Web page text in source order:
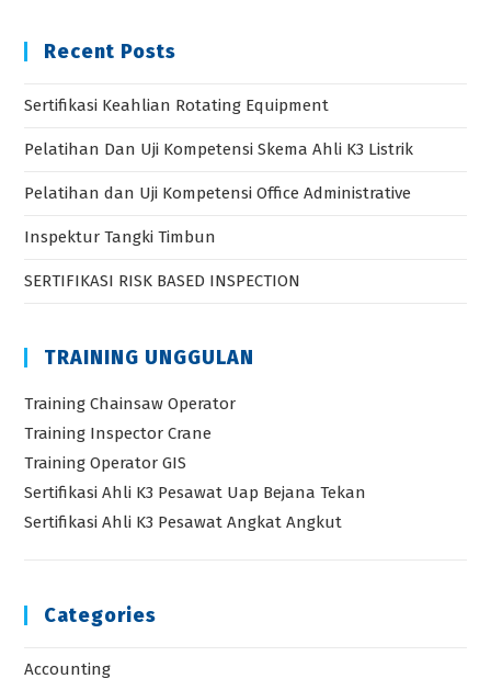
Recent Posts
Sertifikasi Keahlian Rotating Equipment
Pelatihan Dan Uji Kompetensi Skema Ahli K3 Listrik
Pelatihan dan Uji Kompetensi Office Administrative
Inspektur Tangki Timbun
SERTIFIKASI RISK BASED INSPECTION
TRAINING UNGGULAN
Training Chainsaw Operator
Training Inspector Crane
Training Operator GIS
Sertifikasi Ahli K3 Pesawat Uap Bejana Tekan
Sertifikasi Ahli K3 Pesawat Angkat Angkut
Categories
Accounting